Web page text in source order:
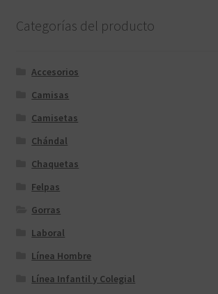
Categorías del producto
Accesorios
Camisas
Camisetas
Chándal
Chaquetas
Felpas
Gorras
Laboral
Línea Hombre
Línea Infantil y Colegial